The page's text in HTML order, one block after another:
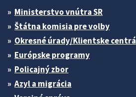
Ministerstvo vnútra SR
Štátna komisia pre volby
Okresné úrady/Klientske centrá
Európske programy
Policajný zbor
Azyl a migrácia